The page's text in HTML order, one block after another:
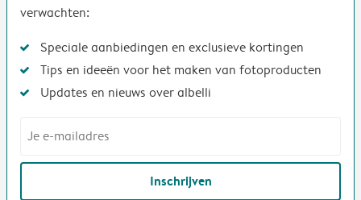
verwachten:
Speciale aanbiedingen en exclusieve kortingen
Tips en ideeën voor het maken van fotoproducten
Updates en nieuws over albelli
Inschrijven